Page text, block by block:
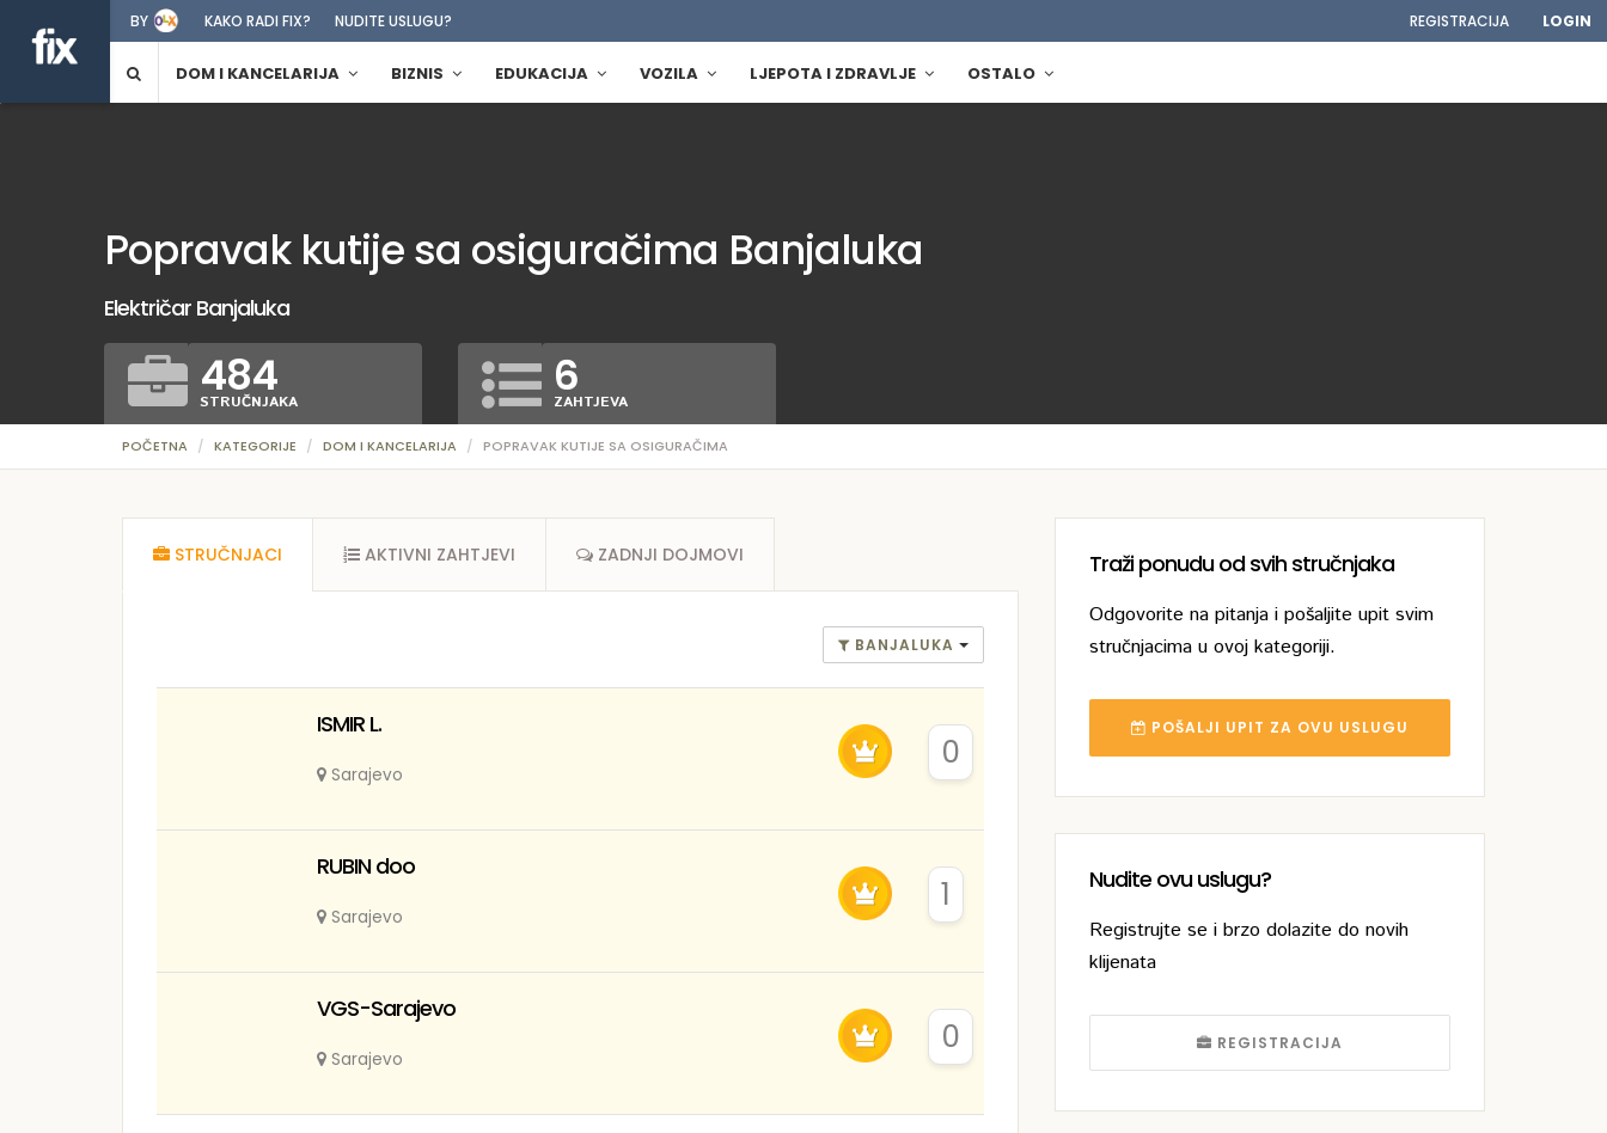
BY KAKO RADI FIX? NUDITE USLUGU? REGISTRACIJA LOGIN
DOM I KANCELARIJA BIZNIS EDUKACIJA VOZILA LJEPOTA I ZDRAVLJE OSTALO
POČETNA KATEGORIJE DOM I KANCELARIJA POPRAVAK KUTIJE SA OSIGURAČIMA
Popravak kutije sa osiguračima Banjaluka
Električar Banjaluka
484
STRUČNJAKA 6
ZAHTJEVA
Traži ponudu od svih stručnjaka
Odgovorite na pitanja i pošaljite upit svim
stručnjacima u ovoj kategoriji.
POŠALJI UPIT ZA OVU USLUGU
Nudite ovu uslugu?
Registrujte se i brzo dolazite do novih
klijenata
REGISTRACIJA
STRUČNJACI AKTIVNI ZAHTJEVI ZADNJI DOJMOVI
BANJALUKA
ISMIR L.
Sarajevo
0
RUBIN doo
Sarajevo
1
VGS-Sarajevo
Sarajevo
0